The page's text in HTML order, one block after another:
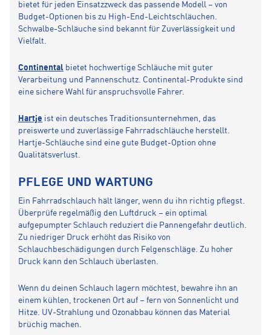
bietet für jeden Einsatzzweck das passende Modell – von
Budget-Optionen bis zu High-End-Leichtschläuchen.
Schwalbe-Schläuche sind bekannt für Zuverlässigkeit und
Vielfalt.
Continental bietet hochwertige Schläuche mit guter
Verarbeitung und Pannenschutz. Continental-Produkte sind
eine sichere Wahl für anspruchsvolle Fahrer.
Hartje ist ein deutsches Traditionsunternehmen, das
preiswerte und zuverlässige Fahrradschläuche herstellt.
Hartje-Schläuche sind eine gute Budget-Option ohne
Qualitätsverlust.
PFLEGE UND WARTUNG
Ein Fahrradschlauch hält länger, wenn du ihn richtig pflegst.
Überprüfe regelmäßig den Luftdruck – ein optimal
aufgepumpter Schlauch reduziert die Pannengefahr deutlich.
Zu niedriger Druck erhöht das Risiko von
Schlauchbeschädigungen durch Felgenschläge. Zu hoher
Druck kann den Schlauch überlasten.
Wenn du deinen Schlauch lagern möchtest, bewahre ihn an
einem kühlen, trockenen Ort auf – fern von Sonnenlicht und
Hitze. UV-Strahlung und Ozonabbau können das Material
brüchig machen.